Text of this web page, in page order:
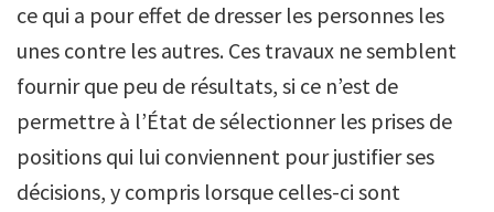
ce qui a pour effet de dresser les personnes les
unes contre les autres. Ces travaux ne semblent
fournir que peu de résultats, si ce n’est de
permettre à l’État de sélectionner les prises de
positions qui lui conviennent pour justifier ses
décisions, y compris lorsque celles-ci sont